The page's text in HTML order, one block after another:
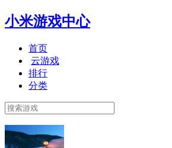
小米游戏中心
首页
云游戏
排行
分类